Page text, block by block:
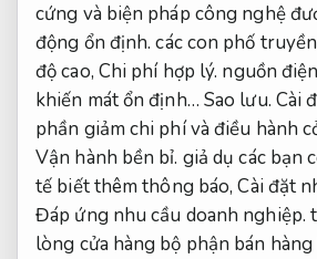
cứng và biện pháp công nghệ
động ổn định. các con phố
độ cao, Chi phí hợp lý. nguồn
khiến mát ổn định… Sao lưu. Cài
phần giảm chi phí và điều hành
Vận hành bền bỉ. giả dụ các bạn
tế biết thêm thông báo,Cài đặt
Đáp ứng nhu cầu doanh nghiệp.
lòng cửa hàng bộ phận bán